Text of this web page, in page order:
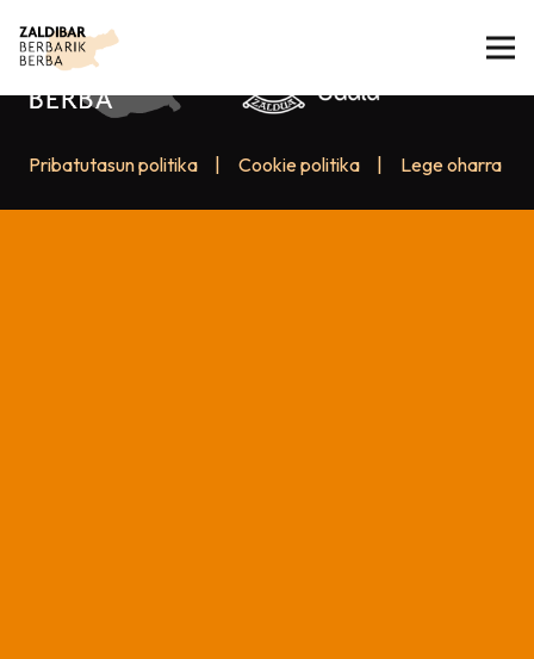
Pribatutasun politika Cookie politika Lege oharra